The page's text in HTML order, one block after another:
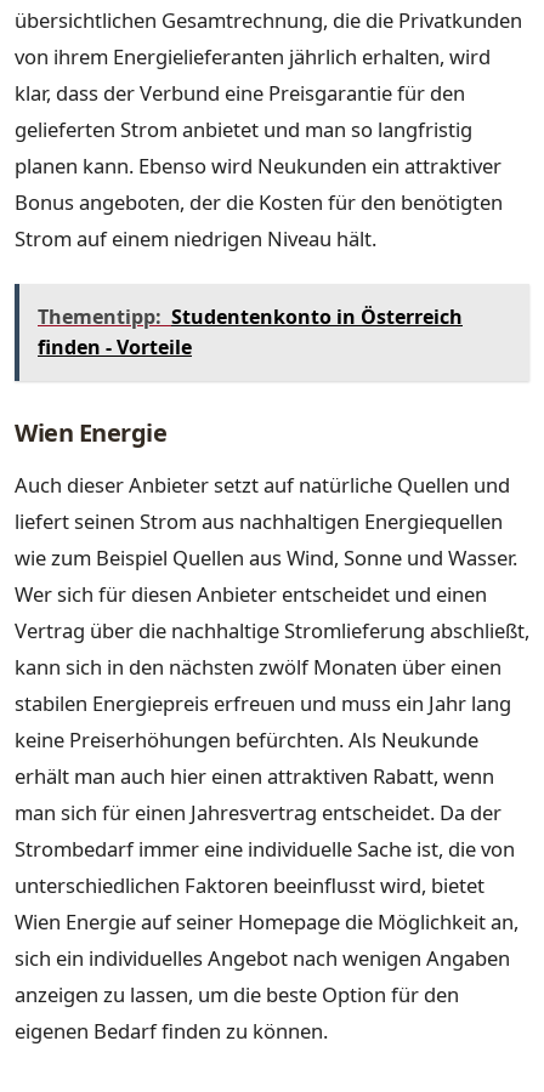
übersichtlichen Gesamtrechnung, die die Privatkunden
von ihrem Energielieferanten jährlich erhalten, wird
klar, dass der Verbund eine Preisgarantie für den
gelieferten Strom anbietet und man so langfristig
planen kann. Ebenso wird Neukunden ein attraktiver
Bonus angeboten, der die Kosten für den benötigten
Strom auf einem niedrigen Niveau hält.
Thementipp: Studentenkonto in Österreich
finden - Vorteile
Wien Energie
Auch dieser Anbieter setzt auf natürliche Quellen und
liefert seinen Strom aus nachhaltigen Energiequellen
wie zum Beispiel Quellen aus Wind, Sonne und Wasser.
Wer sich für diesen Anbieter entscheidet und einen
Vertrag über die nachhaltige Stromlieferung abschließt,
kann sich in den nächsten zwölf Monaten über einen
stabilen Energiepreis erfreuen und muss ein Jahr lang
keine Preiserhöhungen befürchten. Als Neukunde
erhält man auch hier einen attraktiven Rabatt, wenn
man sich für einen Jahresvertrag entscheidet. Da der
Strombedarf immer eine individuelle Sache ist, die von
unterschiedlichen Faktoren beeinflusst wird, bietet
Wien Energie auf seiner Homepage die Möglichkeit an,
sich ein individuelles Angebot nach wenigen Angaben
anzeigen zu lassen, um die beste Option für den
eigenen Bedarf finden zu können.